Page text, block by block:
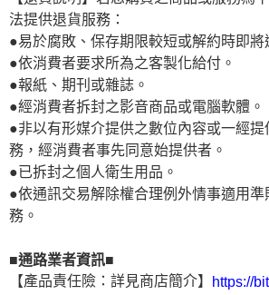
法提供退貨服務：
●易於腐敗、保存期限較短或解約時即將
●依消費者要求所為之客製化給付。
●報紙、期刊或雜誌。
●經消費者拆封之影音商品或電腦軟體。
●非以有形媒介提供之數位內容或一經
務，經消費者事先同意始提供者。
●已拆封之個人衛生用品。
●依通訊交易解除權合理例外情事適用準
務。
■通路業者資訊■
【產品責任險：詳見商店簡介】
https://